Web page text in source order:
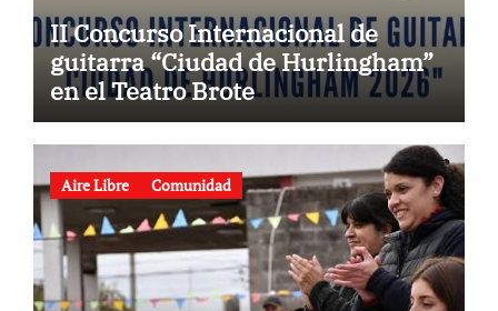
II Concurso Internacional de
guitarra “Ciudad de Hurlingham”
en el Teatro Brote
Aire Libre Comunidad